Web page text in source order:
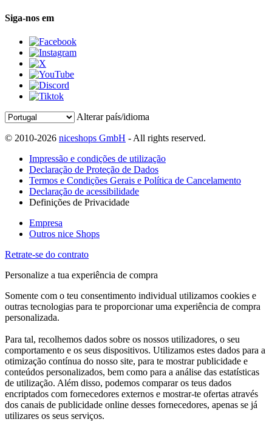
Siga-nos em
Alterar país/idioma
© 2010-2026 niceshops GmbH - All rights reserved.
Impressão e condições de utilização
Declaração de Proteção de Dados
Termos e Condições Gerais e Política de Cancelamento
Declaração de acessibilidade
Definições de Privacidade
Empresa
Outros nice Shops
Retrate-se do contrato
Personalize a tua experiência de compra
Somente com o teu consentimento individual utilizamos cookies e
outras tecnologias para te proporcionar uma experiência de compra
personalizada.
Para tal, recolhemos dados sobre os nossos utilizadores, o seu
comportamento e os seus dispositivos. Utilizamos estes dados para a
otimização contínua do nosso site, para te mostrar publicidade e
conteúdos personalizados, bem como para a análise das estatísticas
de utilização. Além disso, podemos comparar os teus dados
encriptados com fornecedores externos e mostrar-te ofertas através
dos canais de publicidade online desses fornecedores, apenas se já
utilizares os seus serviços.